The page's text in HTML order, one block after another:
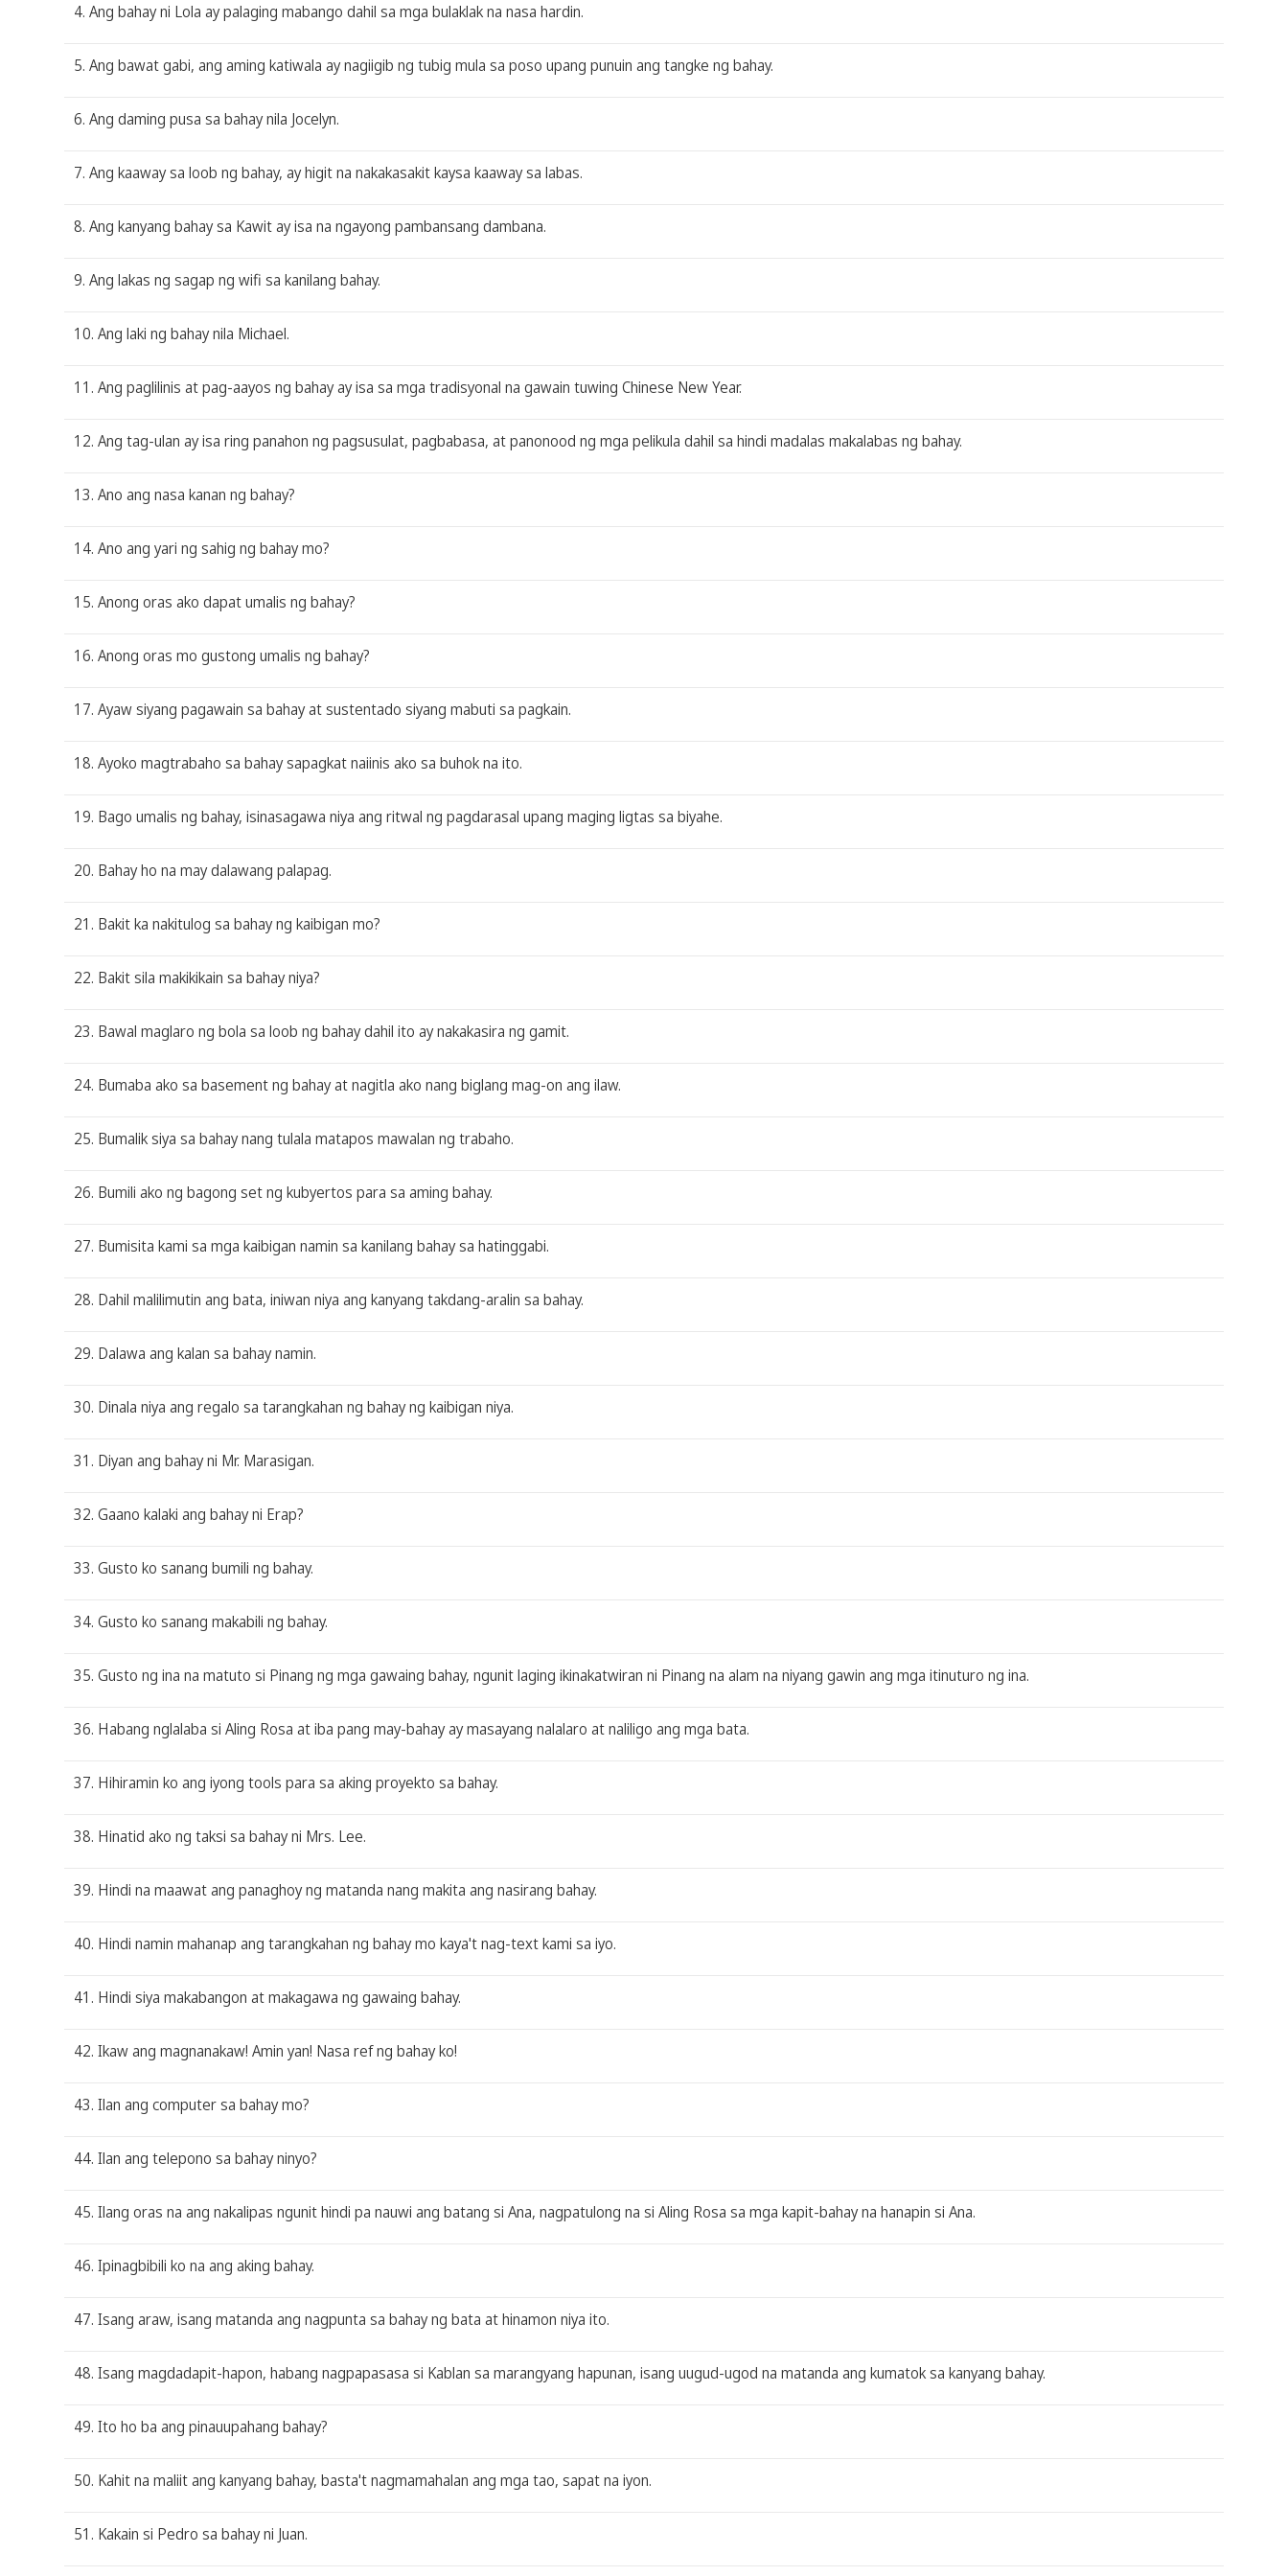
4. Ang bahay ni Lola ay palaging mabango dahil sa mga bulaklak na nasa hardin.
5. Ang bawat gabi, ang aming katiwala ay nagiigib ng tubig mula sa poso upang punuin ang tangke ng bahay.
6. Ang daming pusa sa bahay nila Jocelyn.
7. Ang kaaway sa loob ng bahay, ay higit na nakakasakit kaysa kaaway sa labas.
8. Ang kanyang bahay sa Kawit ay isa na ngayong pambansang dambana.
9. Ang lakas ng sagap ng wifi sa kanilang bahay.
10. Ang laki ng bahay nila Michael.
11. Ang paglilinis at pag-aayos ng bahay ay isa sa mga tradisyonal na gawain tuwing Chinese New Year.
12. Ang tag-ulan ay isa ring panahon ng pagsusulat, pagbabasa, at panonood ng mga pelikula dahil sa hindi madalas makalabas ng bahay.
13. Ano ang nasa kanan ng bahay?
14. Ano ang yari ng sahig ng bahay mo?
15. Anong oras ako dapat umalis ng bahay?
16. Anong oras mo gustong umalis ng bahay?
17. Ayaw siyang pagawain sa bahay at sustentado siyang mabuti sa pagkain.
18. Ayoko magtrabaho sa bahay sapagkat naiinis ako sa buhok na ito.
19. Bago umalis ng bahay, isinasagawa niya ang ritwal ng pagdarasal upang maging ligtas sa biyahe.
20. Bahay ho na may dalawang palapag.
21. Bakit ka nakitulog sa bahay ng kaibigan mo?
22. Bakit sila makikikain sa bahay niya?
23. Bawal maglaro ng bola sa loob ng bahay dahil ito ay nakakasira ng gamit.
24. Bumaba ako sa basement ng bahay at nagitla ako nang biglang mag-on ang ilaw.
25. Bumalik siya sa bahay nang tulala matapos mawalan ng trabaho.
26. Bumili ako ng bagong set ng kubyertos para sa aming bahay.
27. Bumisita kami sa mga kaibigan namin sa kanilang bahay sa hatinggabi.
28. Dahil malilimutin ang bata, iniwan niya ang kanyang takdang-aralin sa bahay.
29. Dalawa ang kalan sa bahay namin.
30. Dinala niya ang regalo sa tarangkahan ng bahay ng kaibigan niya.
31. Diyan ang bahay ni Mr. Marasigan.
32. Gaano kalaki ang bahay ni Erap?
33. Gusto ko sanang bumili ng bahay.
34. Gusto ko sanang makabili ng bahay.
35. Gusto ng ina na matuto si Pinang ng mga gawaing bahay, ngunit laging ikinakatwiran ni Pinang na alam na niyang gawin ang mga itinuturo ng ina.
36. Habang nglalaba si Aling Rosa at iba pang may-bahay ay masayang nalalaro at naliligo ang mga bata.
37. Hihiramin ko ang iyong tools para sa aking proyekto sa bahay.
38. Hinatid ako ng taksi sa bahay ni Mrs. Lee.
39. Hindi na maawat ang panaghoy ng matanda nang makita ang nasirang bahay.
40. Hindi namin mahanap ang tarangkahan ng bahay mo kaya't nag-text kami sa iyo.
41. Hindi siya makabangon at makagawa ng gawaing bahay.
42. Ikaw ang magnanakaw! Amin yan! Nasa ref ng bahay ko!
43. Ilan ang computer sa bahay mo?
44. Ilan ang telepono sa bahay ninyo?
45. Ilang oras na ang nakalipas ngunit hindi pa nauwi ang batang si Ana, nagpatulong na si Aling Rosa sa mga kapit-bahay na hanapin si Ana.
46. Ipinagbibili ko na ang aking bahay.
47. Isang araw, isang matanda ang nagpunta sa bahay ng bata at hinamon niya ito.
48. Isang magdadapit-hapon, habang nagpapasasa si Kablan sa marangyang hapunan, isang uugud-ugod na matanda ang kumatok sa kanyang bahay.
49. Ito ho ba ang pinauupahang bahay?
50. Kahit na maliit ang kanyang bahay, basta't nagmamahalan ang mga tao, sapat na iyon.
51. Kakain si Pedro sa bahay ni Juan.